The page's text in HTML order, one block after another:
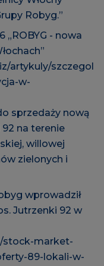
Robyg.”
„ROBYG - nowa
artykuly/szczegol
w-
sprzedaży nową
na terenie
willowej
zielonych i
wprowadził
Jutrzenki 92 w
stock-market-
89-lokali-w-